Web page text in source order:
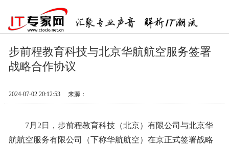
步前程教育科技与北京华航航空服务签署
战略合作协议
2024-07-02 20:12:53 来源：
7月2日，步前程教育科技（北京）有限公司与北京华
航航空服务有限公司（下称华航航空）在京正式签署战略